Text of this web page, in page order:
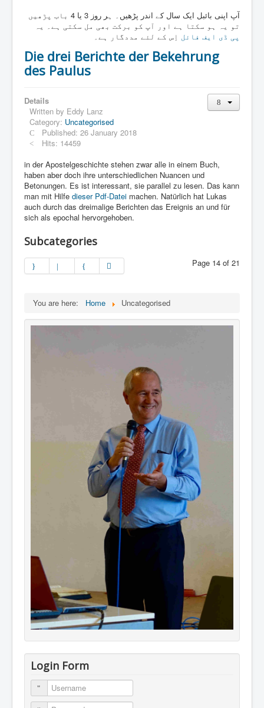
آپ اپنی بائبل ایک سال کے اندر پڑھیں۔ ہر روز 3 یا 4 باب پڑھیں
تو یہ ہو سکتا ہے اور آپ کو برکت بھی مل سکتی ہے۔ یہ
پی ڈی ایف فائل اِس کے لئے مددگار ہے۔
Die drei Berichte der Bekehrung
des Paulus
Details
Written by Eddy Lanz
Category: Uncategorised
Published: 26 January 2018
Hits: 14459
in der Apostelgeschichte stehen zwar alle in einem Buch,
haben aber doch ihre unterschiedlichen Nuancen und
Betonungen. Es ist interessant, sie parallel zu lesen. Das kann
man mit Hilfe dieser Pdf-Datei machen. Natürlich hat Lukas
auch durch das dreimalige Berichten das Ereignis an und für
sich als epochal hervorgehoben.
Subcategories
Page 14 of 21
You are here: Home Uncategorised
Login Form
Username